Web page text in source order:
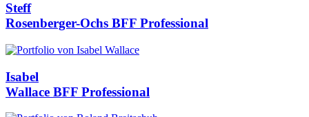
Steff
Rosenberger-Ochs BFF Professional
Isabel
Wallace BFF Professional